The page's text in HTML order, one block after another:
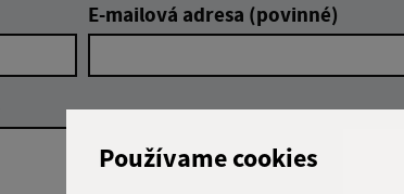
Používame cookies
E-mailová adresa (povinné)